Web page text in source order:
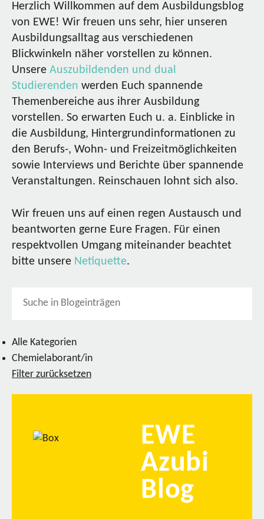
Herzlich Willkommen auf dem Ausbildungsblog
von EWE! Wir freuen uns sehr, hier unseren
Ausbildungsalltag aus verschiedenen
Blickwinkeln näher vorstellen zu können.
Unsere Auszubildenden und dual
Studierenden werden Euch spannende
Themenbereiche aus ihrer Ausbildung
vorstellen. So erwarten Euch u. a. Einblicke in
die Ausbildung, Hintergrundinformationen zu
den Berufs-, Wohn- und Freizeitmöglichkeiten
sowie Interviews und Berichte über spannende
Veranstaltungen. Reinschauen lohnt sich also.
Wir freuen uns auf einen regen Austausch und
beantworten gerne Eure Fragen. Für einen
respektvollen Umgang miteinander beachtet
bitte unsere Netiquette.
Alle Kategorien
Chemielaborant/in
Filter zurücksetzen
EWE
Azubi
Blog